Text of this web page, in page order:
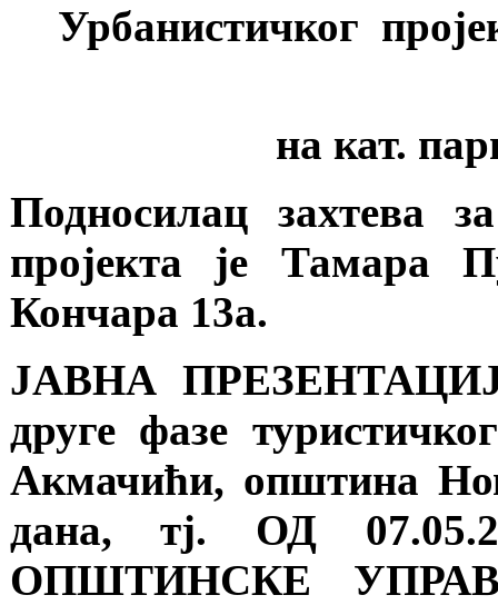
Урбанистичког
на кат.
Подносилац захтева
пројекта је Тамара
Кончара 13а.
ЈАВНА ПРЕЗЕНТАЦИЈА
друге фазе
Акмачићи, општина
дана, тј. ОД
ОПШТИНСКЕ